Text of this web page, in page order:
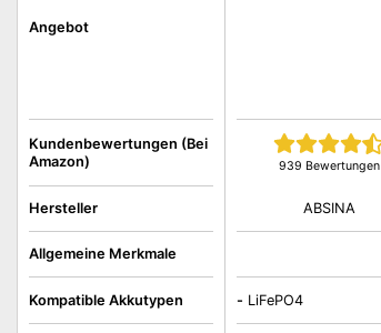
Kundenbewertungen (Bei
Amazon)
Angebot
Hersteller
Allgemeine Merkmale
Kompatible Akkutypen
939 Bewertungen
ABSINA
- LiFePO4